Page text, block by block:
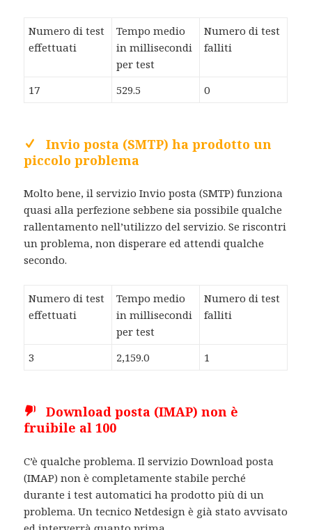
Numero di test
effettuati
Tempo medio
in millisecondi
per test
Numero di test
falliti
17 529.5 0
Invio posta (SMTP) ha prodotto un
piccolo problema
Molto bene, il servizio Invio posta (SMTP) funziona
quasi alla perfezione sebbene sia possibile qualche
rallentamento nell’utilizzo del servizio. Se riscontri
un problema, non disperare ed attendi qualche
secondo.
Numero di test
effettuati
Tempo medio
in millisecondi
per test
Numero di test
falliti
3 2,159.0 1
Download posta (IMAP) non è
fruibile al 100
C’è qualche problema. Il servizio Download posta
(IMAP) non è completamente stabile perché
durante i test automatici ha prodotto più di un
problema. Un tecnico Netdesign è già stato avvisato